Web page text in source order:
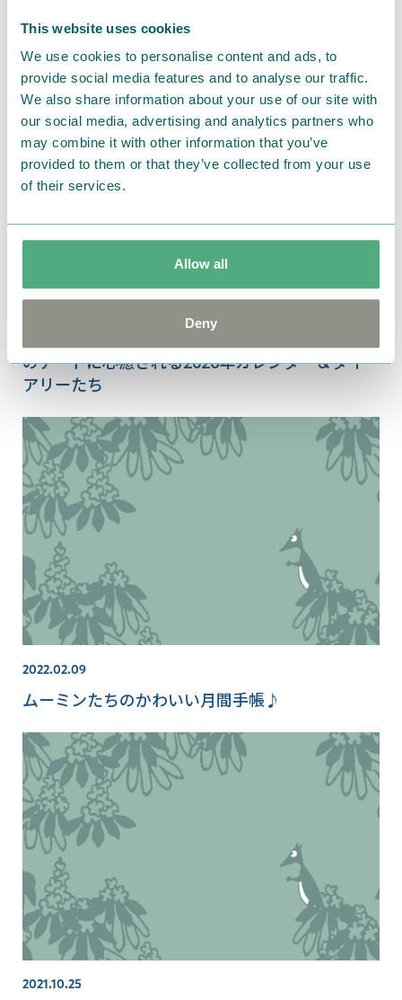
This website uses cookies
We use cookies to personalise content and ads, to
provide social media features and to analyse our traffic.
We also share information about your use of our site with
our social media, advertising and analytics partners who
may combine it with other information that you’ve
provided to them or that they’ve collected from your use
of their services.
Allow all
Deny
毎日を過ごす2026年版ダイアリー
のアートに心癒される2026年カレンダー＆ダイ
アリーたち
2022.02.09
ムーミンたちのかわいい月間手帳♪
2021.10.25